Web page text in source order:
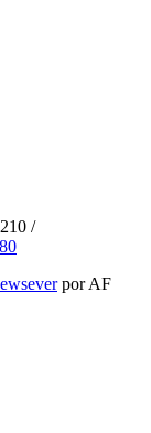
/
por AF